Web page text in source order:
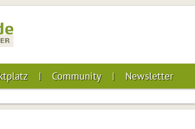
Community Newsletter